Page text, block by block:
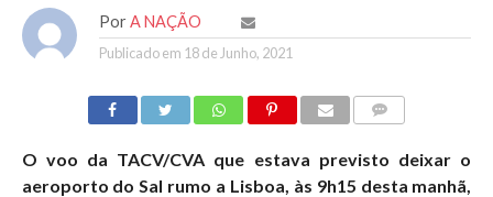
Por A NAÇÃO
Publicado em 18 de Junho, 2021
O voo da TACV/CVA que estava previsto deixar o
aeroporto do Sal rumo a Lisboa, às 9h15 desta manhã,